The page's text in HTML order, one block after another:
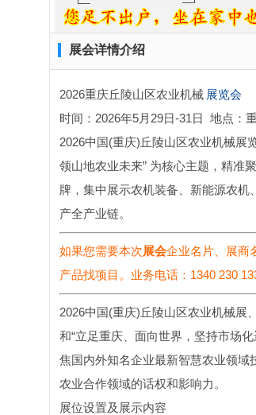
展会详情介绍
2026重庆丘陵山区农业机械 展览会
时间：2026年5月29日-31日 地点：
2026中国(重庆)丘陵山区农业机械展
领山地农业未来” 为核心主题，精准
牌，集中展示农机装备、新能源农
产全产业链。
如果您需要本次展会企业名片、展商
产品找项目。业务电话：1340 230
2026中国(重庆)丘陵山区农业机械展
和“立足重庆、面向世界，坚持市场
焦国内外知名企业最新智慧农业领
农业合作领域的话权和影响力。
展位设置及展示内容